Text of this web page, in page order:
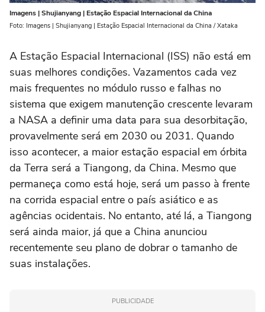
Imagens | Shujianyang | Estação Espacial Internacional da China
Foto: Imagens | Shujianyang | Estação Espacial Internacional da China / Xataka
A Estação Espacial Internacional (ISS) não está em
suas melhores condições. Vazamentos cada vez
mais frequentes no módulo russo e falhas no
sistema que exigem manutenção crescente levaram
a NASA a definir uma data para sua desorbitação,
provavelmente será em 2030 ou 2031. Quando
isso acontecer, a maior estação espacial em órbita
da Terra será a Tiangong, da China. Mesmo que
permaneça como está hoje, será um passo à frente
na corrida espacial entre o país asiático e as
agências ocidentais. No entanto, até lá, a Tiangong
será ainda maior, já que a China anunciou
recentemente seu plano de dobrar o tamanho de
suas instalações.
PUBLICIDADE